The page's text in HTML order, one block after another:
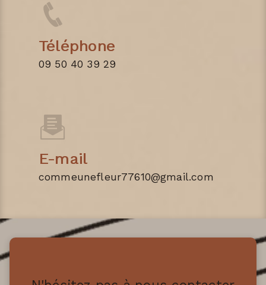
Téléphone
09 50 40 39 29
E-mail
commeunefleur77610@gmail.com